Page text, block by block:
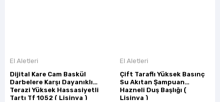
El Aletleri
Dijital Kare Cam Baskül
Darbelere Karşı Dayanıklı
Terazi Yüksek Hassasiyetli
Tartı Tf 1052 ( Lisinya )
El Aletleri
Çift Taraflı Yüksek Basınç
Su Akıtan Şampuan
Hazneli Duş Başlığı (
Lisinya )